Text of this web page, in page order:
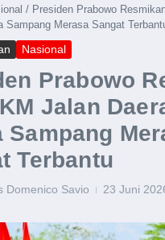
/ Presiden Prabowo
Sampang Merasa Sangat
Nasional
Prabowo
Jalan
Sampang
Terbantu
Domenico Savio 23 Juni